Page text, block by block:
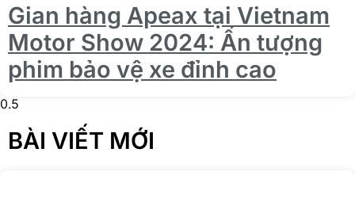
Gian hàng Apeax tại Vietnam
Motor Show 2024: Ấn tượng
phim bảo vệ xe đỉnh cao
BÀI VIẾT MỚI